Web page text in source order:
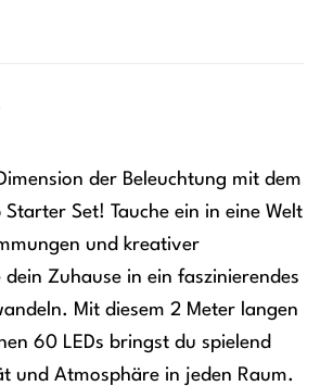
der Beleuchtung mit dem
Starter Set! Tauche ein in eine Welt
und kreativer
dein Zuhause in ein faszinierendes
Mit diesem 2 Meter langen
60 LEDs bringst du spielend
und Atmosphäre in jeden Raum.